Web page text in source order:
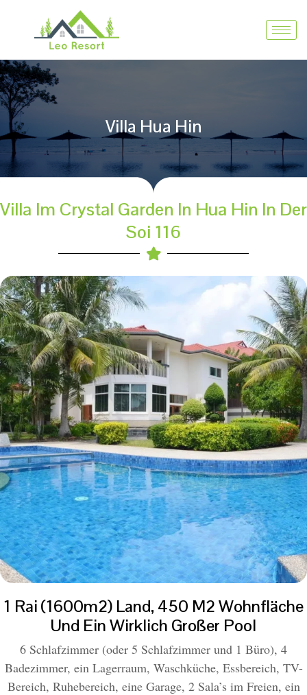
Villa Hua Hin
Villa Im Crystal Garden In Hua Hin In Der
Soi 116
1 Rai (1600m2) Land, 450 M2 Wohnfläche
Und Ein Wirklich Großer Pool
6 Schlafzimmer (oder 5 Schlafzimmer und 1 Büro), 4
Badezimmer, ein Lagerraum, Waschküche, Essbereich, TV-
Bereich, Ruhebereich, eine Garage, 2 Sala’s im Freien, ein